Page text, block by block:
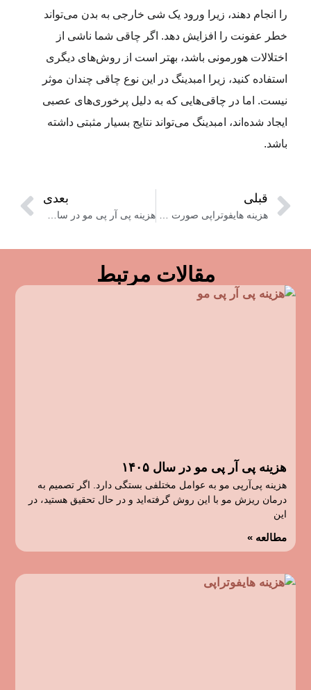
را انجام دهند، زیرا ورود یک شی خارجی به بدن می‌تواند
خطر عفونت را افزایش دهد. اگر چاقی شما ناشی از
اختلالات هورمونی باشد، بهتر است از روش‌های دیگری
استفاده کنید، زیرا امبدینگ در این نوع چاقی چندان موثر
نیست. اما در چاقی‌هایی که به دلیل پرخوری‌های عصبی
ایجاد شده‌اند، امبدینگ می‌تواند نتایج بسیار مثبتی داشته
باشد.
قبلی
هزینه هایفوتراپی صورت در سال ۱۴۰۵
بعدی
هزینه پی آر پی مو در سال ۱۴۰۵
مقالات مرتبط
هزینه پی آر پی مو در سال ۱۴۰۵
هزینه پی‌آرپی مو به عوامل مختلفی بستگی دارد. اگر تصمیم به
درمان ریزش مو با این روش گرفته‌اید و در حال تحقیق هستید، در
این
مطالعه »